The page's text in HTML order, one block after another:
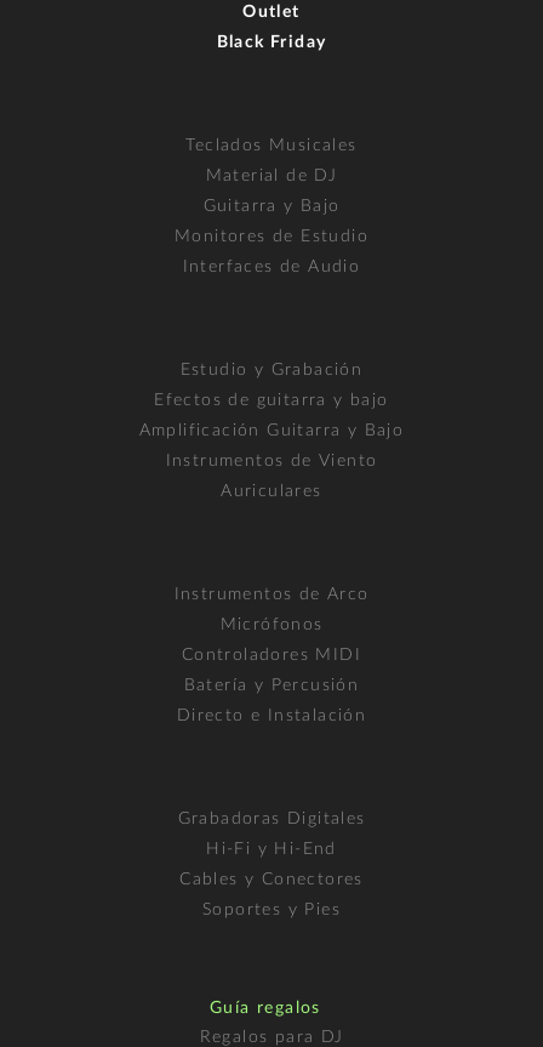
Outlet
Black Friday
Teclados Musicales
Material de DJ
Guitarra y Bajo
Monitores de Estudio
Interfaces de Audio
Estudio y Grabación
Efectos de guitarra y bajo
Amplificación Guitarra y Bajo
Instrumentos de Viento
Auriculares
Instrumentos de Arco
Micrófonos
Controladores MIDI
Batería y Percusión
Directo e Instalación
Grabadoras Digitales
Hi-Fi y Hi-End
Cables y Conectores
Soportes y Pies
Guía regalos
Regalos para DJ